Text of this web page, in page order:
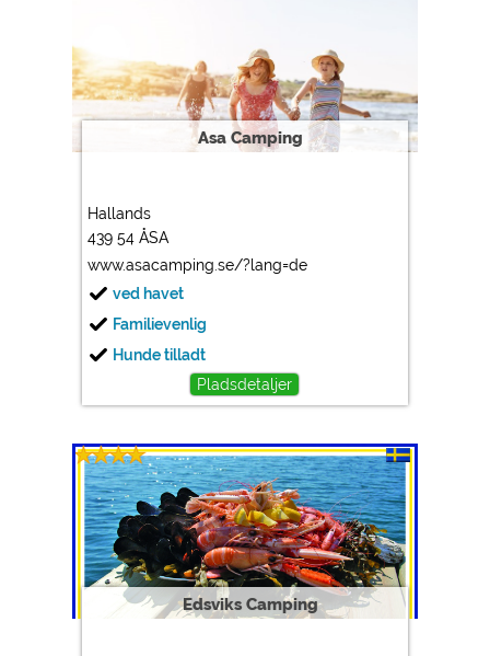
Asa Camping
Hallands
439 54 ÅSA
www.asacamping.se/?lang=de
ved havet
Familievenlig
Hunde tilladt
Pladsdetaljer
Edsviks Camping
https://policies.google.com/privacy
https://policies.google.com/privacy
Google Remarketing
https://policies.google.com/privacy
Cookieindstillingerne kan ændres når som helst i
sidefoden via "COOKIES"!